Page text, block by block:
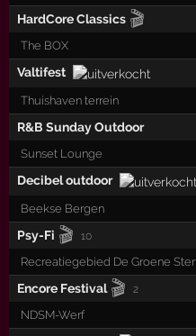
HardCore Classics 🎬
The BOX
Valtifest
Thuishaven terrein
R&B Sunday Outdoor
Sunset Lounge
Decibel outdoor
Beekse Bergen
Psy-Fi 🎬 10
Recreatiegebied De Groene Ster
Encore Festival 🎬 2
NDSM-Werf